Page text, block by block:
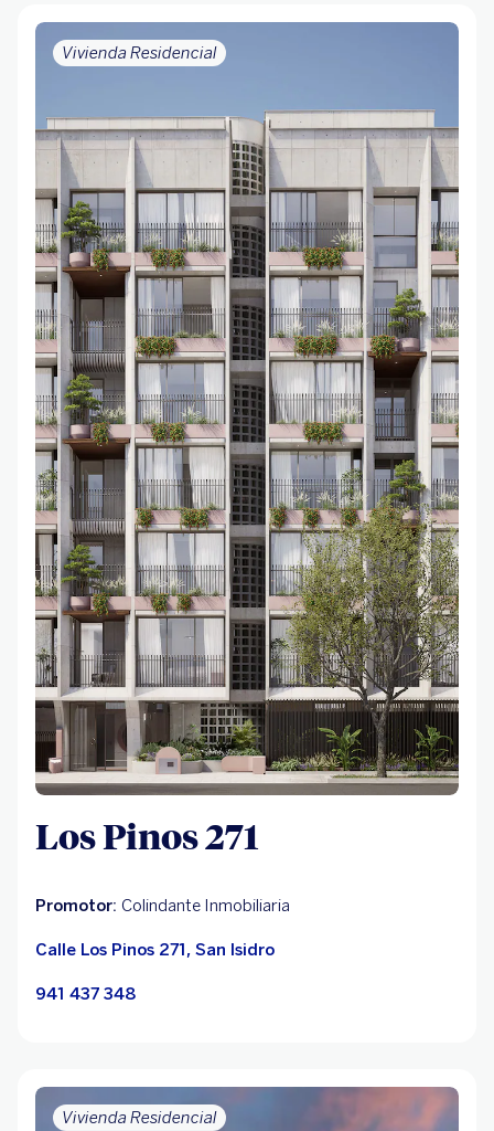
Vivienda Residencial
Los Pinos 271
Promotor: Colindante Inmobiliaria
Calle Los Pinos 271, San Isidro
941 437 348
Vivienda Residencial